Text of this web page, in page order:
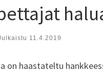
11.4.2019
on haastateltu